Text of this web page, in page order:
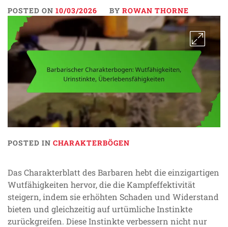
POSTED ON 10/03/2026 BY ROWAN THORNE
POSTED IN CHARAKTERBÖGEN
Das Charakterblatt des Barbaren hebt die einzigartigen
Wutfähigkeiten hervor, die die Kampfeffektivität
steigern, indem sie erhöhten Schaden und Widerstand
bieten und gleichzeitig auf urtümliche Instinkte
zurückgreifen. Diese Instinkte verbessern nicht nur